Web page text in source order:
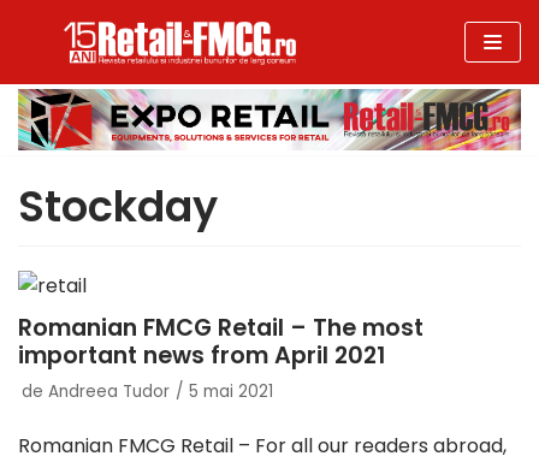
la
conținut
Stockday
Romanian FMCG Retail – The most
important news from April 2021
de Andreea Tudor 5 mai 2021
Romanian FMCG Retail – For all our readers abroad,